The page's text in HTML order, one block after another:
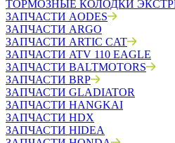
ТОРМОЗНЫЕ КОЛОДКИ
ЗАПЧАСТИ AODES
ЗАПЧАСТИ ARGO
ЗАПЧАСТИ ARTIC CAT
ЗАПЧАСТИ ATV 110 EAGLE
ЗАПЧАСТИ BALTMOTORS
ЗАПЧАСТИ BRP
ЗАПЧАСТИ GLADIATOR
ЗАПЧАСТИ HANGKAI
ЗАПЧАСТИ HDX
ЗАПЧАСТИ HIDEA